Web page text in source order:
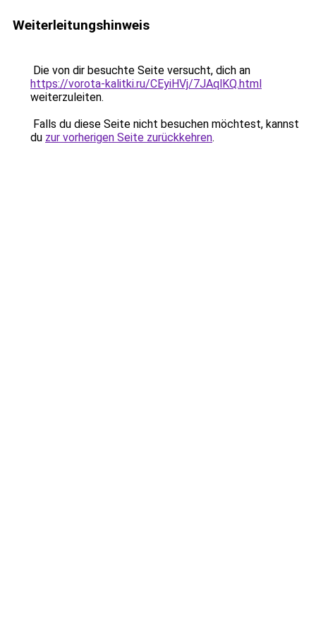
Weiterleitungshinweis
Die von dir besuchte Seite versucht, dich an
https://vorota-kalitki.ru/CEyiHVj/7JAqlKQ.html
weiterzuleiten.
Falls du diese Seite nicht besuchen möchtest, kannst
du zur vorherigen Seite zurückkehren.